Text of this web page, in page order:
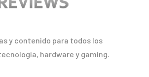
y contenido para todos los
hardware y gaming.